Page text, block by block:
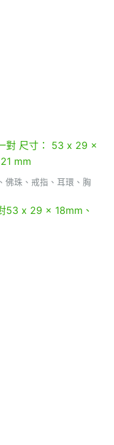
佛珠、戒指、耳環、胸
53 x 29 x 18mm、